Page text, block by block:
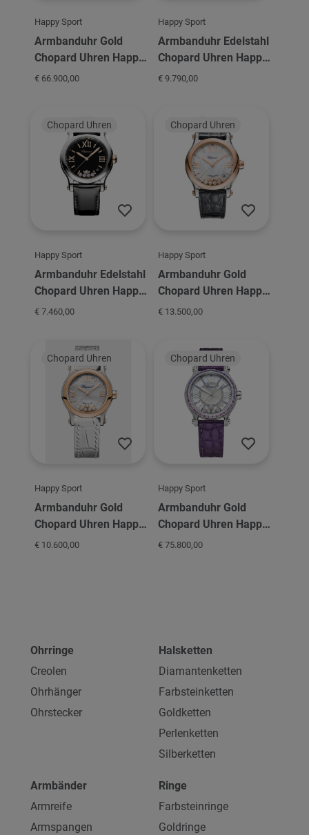
Happy Sport
Armbanduhr Gold
Chopard Uhren Happy
Sport
€ 66.900,00
Happy Sport
Armbanduhr Edelstahl
Chopard Uhren Happy
Sport
€ 9.790,00
Chopard Uhren
Happy Sport
Armbanduhr Edelstahl
Chopard Uhren Happy
Sport 36
€ 7.460,00
Chopard Uhren
Happy Sport
Armbanduhr Gold
Chopard Uhren Happy
Sport 36
€ 13.500,00
Chopard Uhren
Happy Sport
Armbanduhr Gold
Chopard Uhren Happy
Sport Happy Sport 30
€ 10.600,00
Chopard Uhren
Happy Sport
Armbanduhr Gold
Chopard Uhren Happy
Sport
€ 75.800,00
Ohrringe
Creolen
Ohrhänger
Ohrstecker
Halsketten
Diamantenketten
Farbsteinketten
Goldketten
Perlenketten
Silberketten
Armbänder
Armreife
Armspangen
Ringe
Farbsteinringe
Goldringe